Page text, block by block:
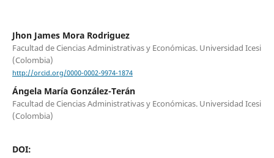
Jhon James Mora Rodriguez
Facultad de Ciencias Administrativas y Económicas. Universidad Icesi
(Colombia)
http://orcid.org/0000-0002-9974-1874
Ángela María González-Terán
Facultad de Ciencias Administrativas y Económicas. Universidad Icesi
(Colombia)
DOI: